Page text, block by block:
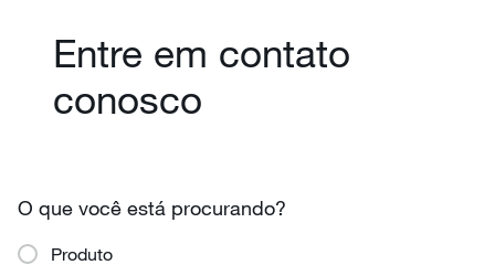
Entre em contato
conosco
O que você está procurando?
Produto